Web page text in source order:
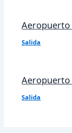
Aeropuerto
Salida
Aeropuerto
Salida